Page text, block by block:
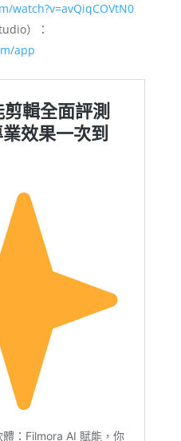
watch?v=avQiqCOVtN0
）：
app